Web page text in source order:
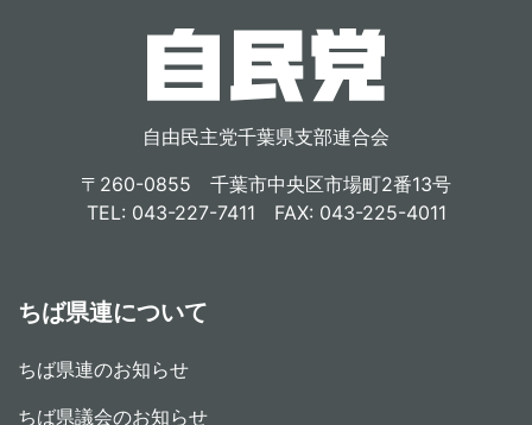
自由民主党千葉県支部連合会
〒260-0855 千葉市中央区市場町2番13号
TEL: 043-227-7411 FAX: 043-225-4011
ちば県連について
ちば県連のお知らせ
ちば県議会のお知らせ